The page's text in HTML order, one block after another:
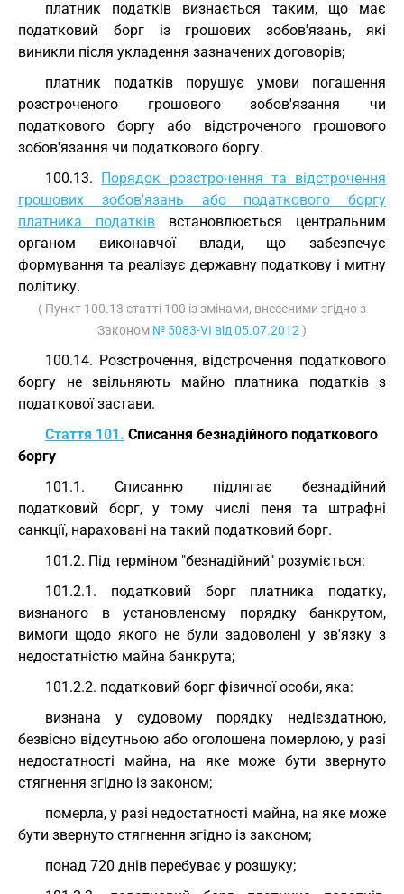
платник податків визнається таким, що має
податковий борг із грошових зобов'язань, які
виникли після укладення зазначених договорів;
платник податків порушує умови погашення
розстроченого грошового зобов'язання чи
податкового боргу або відстроченого грошового
зобов'язання чи податкового боргу.
100.13. Порядок розстрочення та відстрочення
грошових зобов'язань або податкового боргу
платника податків встановлюється центральним
органом виконавчої влади, що забезпечує
формування та реалізує державну податкову і митну
політику.
( Пункт 100.13 статті 100 із змінами, внесеними згідно з
Законом № 5083-VI від 05.07.2012 )
100.14. Розстрочення, відстрочення податкового
боргу не звільняють майно платника податків з
податкової застави.
Стаття 101. Списання безнадійного податкового
боргу
101.1. Списанню підлягає безнадійний
податковий борг, у тому числі пеня та штрафні
санкції, нараховані на такий податковий борг.
101.2. Під терміном "безнадійний" розуміється:
101.2.1. податковий борг платника податку,
визнаного в установленому порядку банкрутом,
вимоги щодо якого не були задоволені у зв'язку з
недостатністю майна банкрута;
101.2.2. податковий борг фізичної особи, яка:
визнана у судовому порядку недієздатною,
безвісно відсутньою або оголошена померлою, у разі
недостатності майна, на яке може бути звернуто
стягнення згідно із законом;
померла, у разі недостатності майна, на яке може
бути звернуто стягнення згідно із законом;
понад 720 днів перебуває у розшуку;